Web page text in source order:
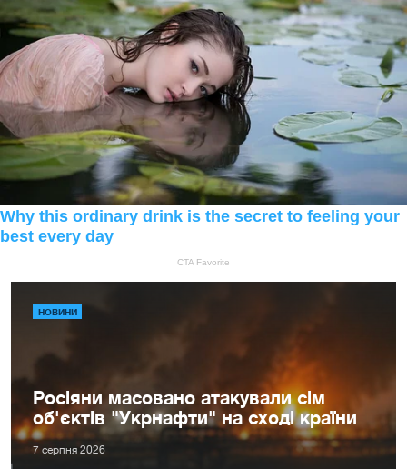
НОВИНИ
Росіяни масовано атакували сім
об'єктів "Укрнафти" на сході країни
7 серпня 2026